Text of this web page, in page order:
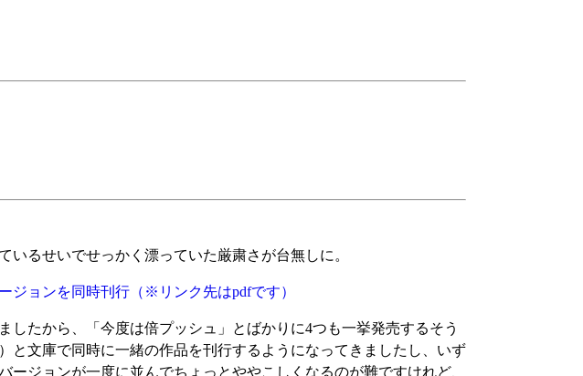
るせいでせっかく漂っていた厳粛さが台無しに。
ジョンを同時刊行（※リンク先はpdfです）
たから、「今度は倍プッシュ」とばかりに4つも一挙発売するそう
文庫で同時に一緒の作品を刊行するようになってきましたし、いず
ジョンが一度に並んでちょっとややこしくなるのが難ですけれど、